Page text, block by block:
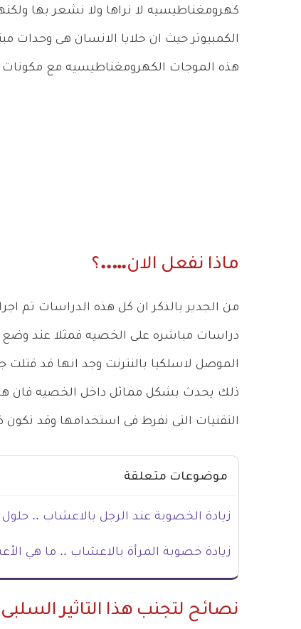
كهرومغناطيسيه لا نراها ولا نشعر بها
الكمبيوتر حيث ان خلايا الانسان هى وحدات
هذه الموجات الكهرومغناطيسيه مع مكونات
ماذا نفعل الان…..؟
من الجدير بالذكر ان كل هذه الدراسات تم
دراسات مباشره على الخصيه فمثلا عند وضع
الموصل لاسلكيا بالنترنت وجد انها قد
ذلك يحدث بشكل مماثل داخل الخصيه فان
التقنيات التى نفرط فى استخدامها وقد تكون
موضوعات متعلقة
زيادة الخصوبة عند الرجل بالاعشاب ..
زيادة خصوبة المرأة بالاعشاب .. ما هي
نصائح لتجنب هذا التاثير السلبى